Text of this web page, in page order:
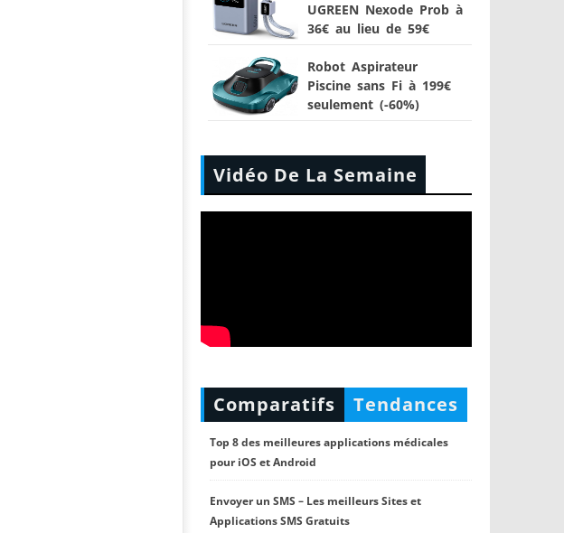
UGREEN Nexode Prob à
36€ au lieu de 59€
Robot Aspirateur
Piscine sans Fi à 199€
seulement (-60%)
Vidéo De La Semaine
Comparatifs Tendances
Top 8 des meilleures applications médicales
pour iOS et Android
Envoyer un SMS – Les meilleurs Sites et
Applications SMS Gratuits